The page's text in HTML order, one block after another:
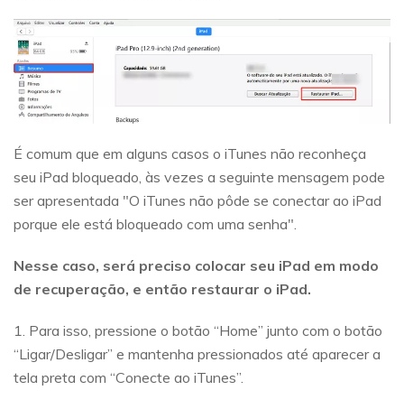
É comum que em alguns casos o iTunes não reconheça
seu iPad bloqueado, às vezes a seguinte mensagem pode
ser apresentada "O iTunes não pôde se conectar ao iPad
porque ele está bloqueado com uma senha".
Nesse caso, será preciso colocar seu iPad em modo
de recuperação, e então restaurar o iPad.
1. Para isso, pressione o botão “Home” junto com o botão
“Ligar/Desligar” e mantenha pressionados até aparecer a
tela preta com “Conecte ao iTunes”.